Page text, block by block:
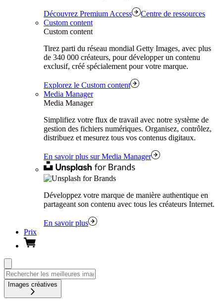
Découvrez Premium Access
Centre de ressources
Custom content
Custom content
Tirez parti du réseau mondial Getty Images, avec plus
de 340 000 créateurs, pour développer un contenu
exclusif, créé spécialement pour votre marque.
Explorez le Custom content
Media Manager
Media Manager
Simplifiez votre flux de travail avec notre système de
gestion des fichiers numériques. Organisez, contrôlez,
distribuez et mesurez tous vos contenus digitaux.
En savoir plus sur Media Manager
Développez votre marque de manière authentique en
partageant son contenu avec tous les créateurs Internet.
En savoir plus
Prix
Images créatives